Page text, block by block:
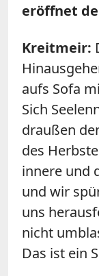
eröffnet
Kreitmeir:
aufs Sofa
Sich
draußen
des
innere und
und wir
uns
nicht
Das ist ein